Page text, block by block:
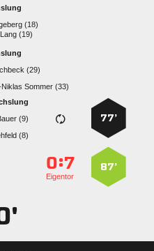



 
77’


87’
:
Eigentor